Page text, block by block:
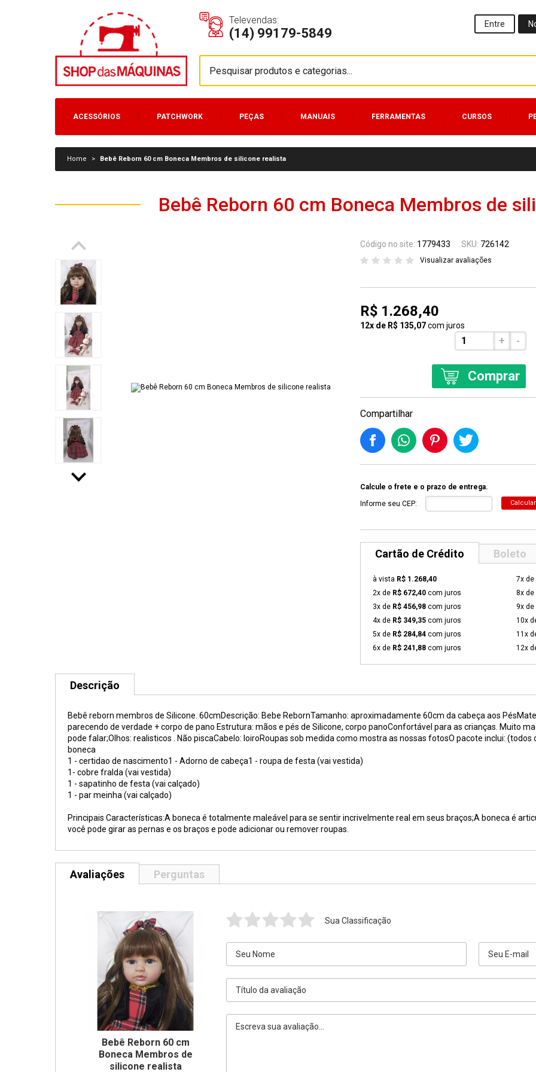
Televendas:
(14) 99179-5849
Entre
ACESSÓRIOS PATCHWORK PEÇAS MANUAIS FERRAMENTAS CURSOS
Home > Bebê Reborn 60 cm Boneca Membros de silicone realista
Bebê Reborn 60 cm Boneca Membros de
Código no site: 1779433 SKU: 726142
Visualizar avaliações
R$ 1.268,40
12x de R$ 135,07com juros
+ -
Comprar
Compartilhar
Calcule o frete e o prazo de entrega.
Informe seu CEP:
Calcular
Cartão de Crédito Boleto
à vista R$ 1.268,40
2x de R$ 672,40 com juros
3x de R$ 456,98 com juros
4x de R$ 349,35 com juros
5x de R$ 284,84 com juros
6x de R$ 241,88 com juros
7x de
8x de
9x de
10x
11x
12x
Descrição
Bebê reborn membros de Silicone. 60cmDescrição: Bebe RebornTamanho: aproximadamente 60cm da cabeça aos
parecendo de verdade + corpo de pano Estrutura: mãos e pés de Silicone, corpo panoConfortável para as crianças. Muito
pode falar;Olhos: realisticos . Não piscaCabelo: loiroRoupas sob medida como mostra as nossas fotosO pacote inclui:
boneca
1 - certidao de nascimento1 - Adorno de cabeça1 - roupa de festa (vai vestida)
1- cobre fralda (vai vestida)
1 - sapatinho de festa (vai calçado)
1 - par meinha (vai calçado)
Principais Características:A boneca é totalmente maleável para se sentir incrivelmente real em seus braços;A boneca é
você pode girar as pernas e os braços e pode adicionar ou remover roupas.
Avaliações Perguntas
Bebê Reborn 60 cm
Boneca Membros de
silicone realista
Sua Classificação